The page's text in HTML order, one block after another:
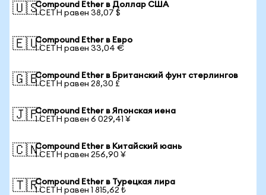
🇺🇸Compound Ether в Доллар США
1 CETH равен 38,07 $
🇪🇺Compound Ether в Евро
1 CETH равен 33,04 €
🇬🇧Compound Ether в Британский фунт стерлингов
1 CETH равен 28,30 £
🇯🇵Compound Ether в Японская иена
1 CETH равен 6 029,41 ¥
🇨🇳Compound Ether в Китайский юань
1 CETH равен 256,90 ¥
🇹🇷Compound Ether в Турецкая лира
1 CETH равен 1 815,62 ₺